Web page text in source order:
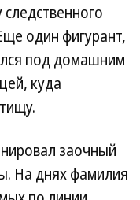
один фигурант,
под домашним
куда
заочный
На днях фамилия